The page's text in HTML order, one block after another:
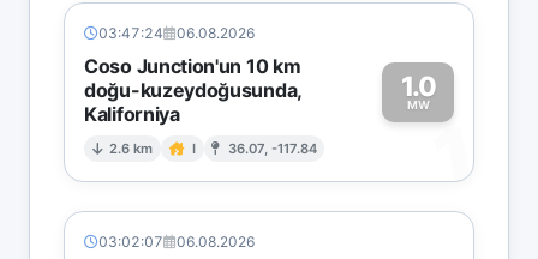
03:47:24 06.08.2026
Coso Junction'un 10 km
doğu-kuzeydoğusunda,
Kaliforniya
2.6 km I 36.07, -117.84
1.0
MW
1
03:02:07 06.08.2026